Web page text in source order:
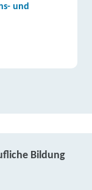
und
Bildung